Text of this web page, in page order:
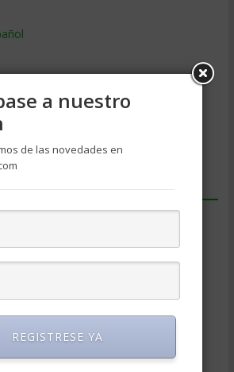
(454)
(304)
a nuestro
de las novedades en
REGISTRESE YA